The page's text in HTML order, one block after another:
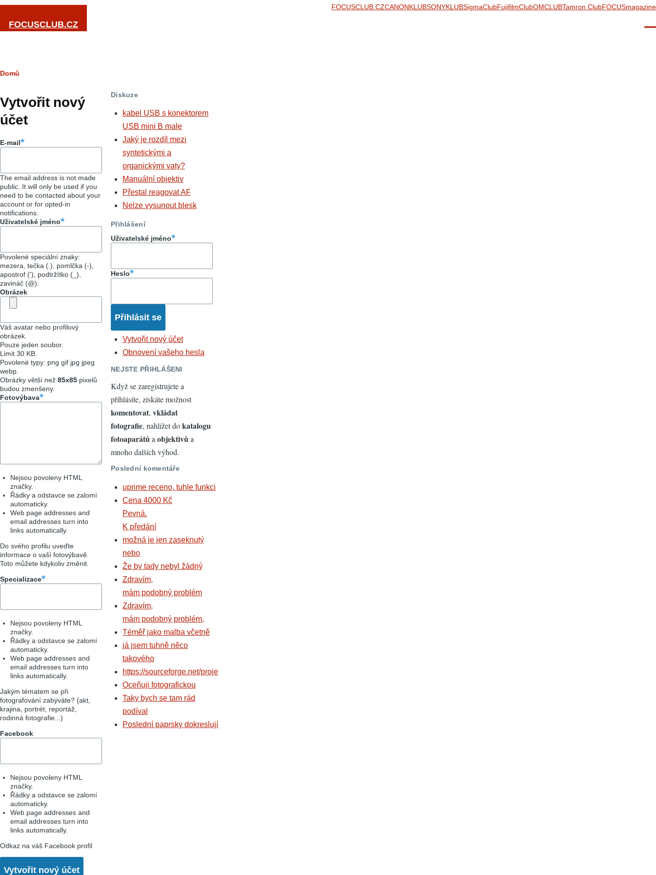
Přejít k hlavnímu obsahu
FOCUSCLUB.CZ
FOCUSCLUB.CZCANONKLUBSONYKLUBSigmaClubFujifilmClubOMCLUBTamron ClubFOCUSmagazine
Hlavní
záložky
Drobečková
navigace
Domů
Vytvořit nový
účet
E-mail
The email address is not made
public. It will only be used if you
need to be contacted about your
account or for opted-in
notifications.
Uživatelské jméno
Povolené speciální znaky:
mezera, tečka (.), pomlčka (-),
apostrof ('), podtržítko (_),
zavináč (@).
Obrázek
Váš avatar nebo profilový
obrázek.
Pouze jeden soubor.
Limit 30 KB.
Povolené typy: png gif jpg jpeg
webp.
Obrázky větší než 85x85 pixelů
budou zmenšeny.
Fotovýbava
Nejsou povoleny HTML
značky.
Řádky a odstavce se zalomí
automaticky.
Web page addresses and
email addresses turn into
links automatically.
Do svého profilu uveďte
informace o vaší fotovýbavě.
Toto můžete kdykoliv změnit.
Specializace
Nejsou povoleny HTML
značky.
Řádky a odstavce se zalomí
automaticky.
Web page addresses and
email addresses turn into
links automatically.
Jakým tématem se při
fotografování zabýváte? (akt,
krajina, portrét, reportáž,
rodinná fotografie...)
Facebook
Nejsou povoleny HTML
značky.
Řádky a odstavce se zalomí
automaticky.
Web page addresses and
email addresses turn into
links automatically.
Odkaz na váš Facebook profil
Diskuze
kabel USB s konektorem
USB mini B male
Jaký je rozdíl mezi
syntetickými a
organickými vaty?
Manuální objektiv
Přestal reagovat AF
Nelze vysunout blesk
Přihlášení
Uživatelské jméno
Heslo
Vytvořit nový účet
Obnovení vašeho hesla
NEJSTE PŘIHLÁŠENI
Když se zaregistrujete a
přihlásíte, získáte možnost
komentovat, vkládat
fotografie, nahlížet dokatalogu
fotoaparátůa objektivůa
mnoho dalších výhod.
Poslední komentáře
uprime receno, tuhle funkci
Cena 4000 Kč
Pevná.
K předání
možná je jen zaseknutý
nebo
Že by tady nebyl žádný
Zdravím,
mám podobný problém
Zdravím,
mám podobný problém,
Téměř jako malba včetně
já jsem tuhně něco
takového
https://sourceforge.net/proje
Oceňuji fotografickou
Taky bych se tam rád
podíval
Poslední paprsky dokreslují